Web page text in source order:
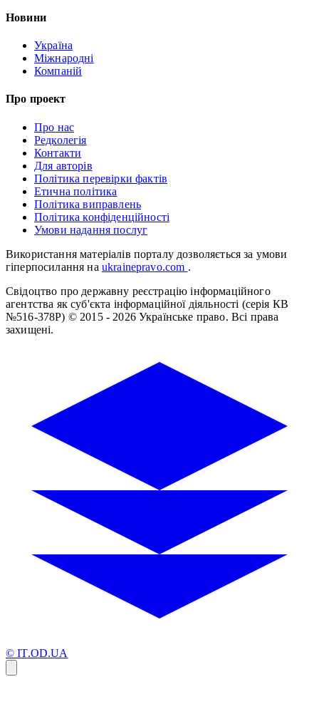
Новини
Україна
Міжнародні
Компаній
Про проект
Про нас
Редколегія
Контакти
Для авторів
Політика перевірки фактів
Етична політика
Політика виправлень
Політика конфіденційності
Умови надання послуг
Використання матеріалів порталу дозволяється за умови
гіперпосилання на ukrainepravo.com .
Свідоцтво про державну реєстрацію інформаційного
агентства як суб'єкта інформаційної діяльності (серія КВ
№516-378Р) © 2015 - 2026 Українське право. Всі права
захищені.
© IT.OD.UA